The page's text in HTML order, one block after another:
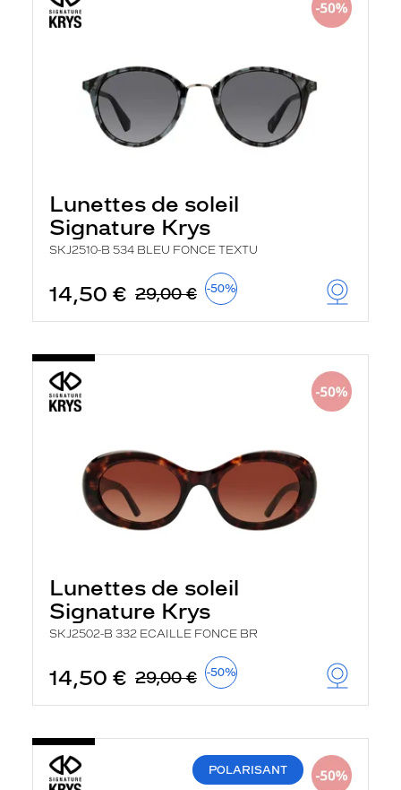
Lunettes de soleil
Signature Krys
SKJ2510-B 534 BLEU FONCE TEXTU
14,50 € 29,00 € -50%
Lunettes de soleil
Signature Krys
SKJ2502-B 332 ECAILLE FONCE BR
14,50 € 29,00 € -50%
POLARISANT